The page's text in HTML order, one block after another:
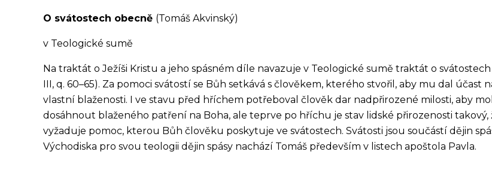
O svátostech obecně (Tomáš Akvinský)
v Teologické sumě
Na traktát o Ježíši Kristu a jeho spásném díle navazuje v Teologické sumě traktát o svátostech
III, q. 60–65). Za pomoci svátostí se Bůh setkává s člověkem, kterého stvořil, aby mu dal účast
vlastní blaženosti. I ve stavu před hříchem potřeboval člověk dar nadpřirozené milosti, aby
dosáhnout blaženého patření na Boha, ale teprve po hříchu je stav lidské přirozenosti takový,
vyžaduje pomoc, kterou Bůh člověku poskytuje ve svátostech. Svátosti jsou součástí dějin
Východiska pro svou teologii dějin spásy nachází Tomáš především v listech apoštola Pavla.